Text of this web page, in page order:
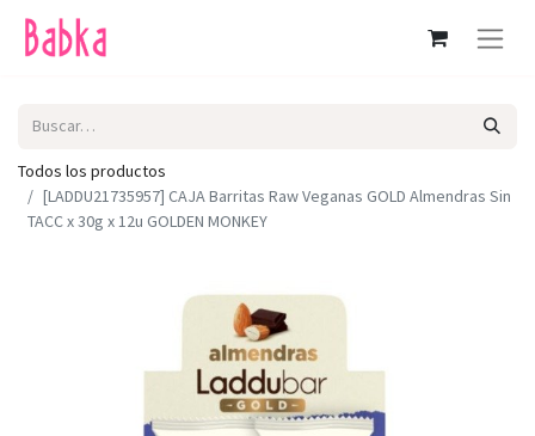
Todos los productos
[LADDU21735957] CAJA Barritas Raw Veganas GOLD Almendras Sin
TACC x 30g x 12u GOLDEN MONKEY